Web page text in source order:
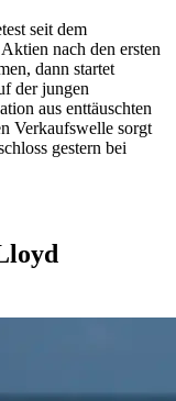
seit dem
nach den ersten
dann startet
der jungen
aus enttäuschten
Verkaufswelle sorgt
gestern bei